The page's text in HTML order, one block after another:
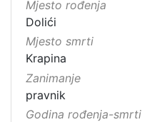
Mjesto rođenja
Dolići
Mjesto smrti
Krapina
Zanimanje
pravnik
Godina rođenja-smrti